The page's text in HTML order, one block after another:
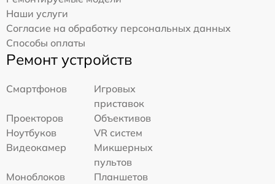
Наши услуги
Согласие на обработку персональных данных
Способы оплаты
Ремонт устройств
Смартфонов
Игровых
приставок
Проекторов
Объективов
Ноутбуков
VR систем
Видеокамер
Микшерных
пультов
Моноблоков
Планшетов